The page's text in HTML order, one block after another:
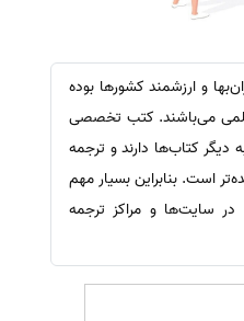
و ارزشمند کشور‌ها بوده
علمی می‌باشند. کتب تخصصی
کتاب‌ها دارند و ترجمه
است. بنابراین بسیار مهم
سایت‌ها و مراکز ترجمه